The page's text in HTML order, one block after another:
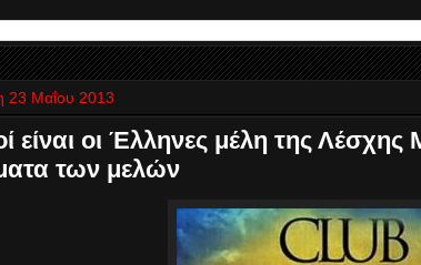
23 Μαΐου 2013
είναι οι Έλληνες μέλη της
των μελών